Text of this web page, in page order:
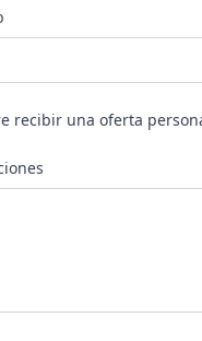
recibir una oferta